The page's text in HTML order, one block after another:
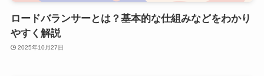
ロードバランサーとは？基本的な仕組みなどをわかり
やすく解説
2025年10月27日